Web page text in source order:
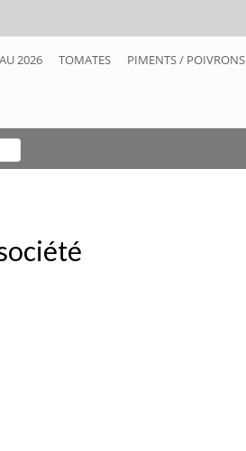
2026 TOMATES PIMENTS / POIVRONS